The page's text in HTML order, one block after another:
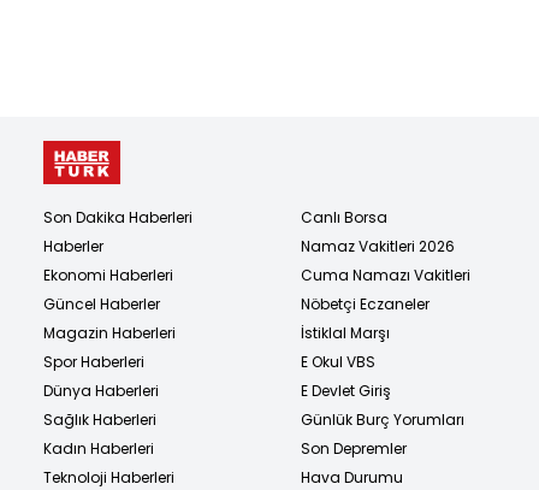
Son Dakika Haberleri
Haberler
Ekonomi Haberleri
Güncel Haberler
Magazin Haberleri
Spor Haberleri
Dünya Haberleri
Sağlık Haberleri
Kadın Haberleri
Teknoloji Haberleri
Canlı Borsa
Namaz Vakitleri 2026
Cuma Namazı Vakitleri
Nöbetçi Eczaneler
İstiklal Marşı
E Okul VBS
E Devlet Giriş
Günlük Burç Yorumları
Son Depremler
Hava Durumu